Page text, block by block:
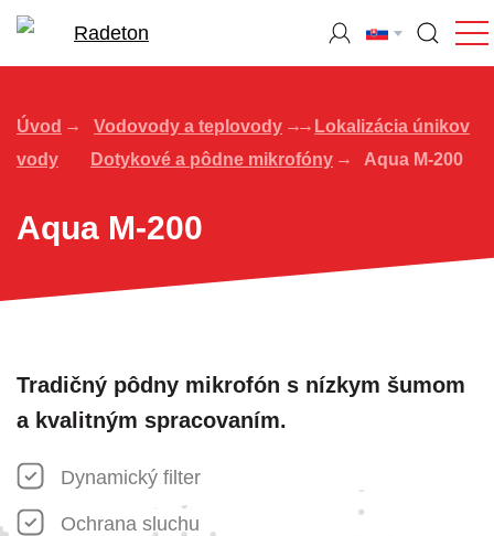
Úvod Vodovody a teplovody
Lokalizácia únikov
vody
Dotykové a pôdne mikrofóny Aqua M-200
Aqua M-200
Tradičný pôdny mikrofón s nízkym šumom
a kvalitným spracovaním.
Dynamický filter
Ochrana sluchu